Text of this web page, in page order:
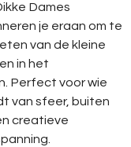
Dames
je eraan om te
van de kleine
in het
Perfect voorwie
van sfeer, buiten
creatieve